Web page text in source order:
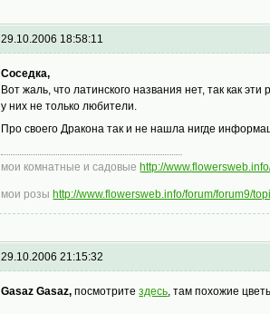
29.10.2006 18:58:11
Соседка,
Вот жаль, что латинского названия нет, так как
у них не только любители.
Про своего Дракона так и не нашла нигде
мои комнатные и садовые http://
мои розы http://www.flowersweb.info/forum/forum9/
29.10.2006 21:15:32
Gasaz Gasaz, посмотритездесь, там похожие